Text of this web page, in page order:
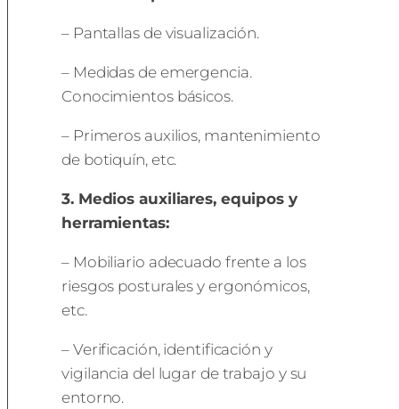
– Pantallas de visualización.
– Medidas de emergencia.
Conocimientos básicos.
– Primeros auxilios, mantenimiento
de botiquín, etc.
3. Medios auxiliares, equipos y
herramientas:
– Mobiliario adecuado frente a los
riesgos posturales y ergonómicos,
etc.
– Verificación, identificación y
vigilancia del lugar de trabajo y su
entorno.